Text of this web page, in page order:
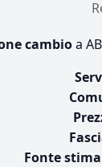
cambioa
Fonte